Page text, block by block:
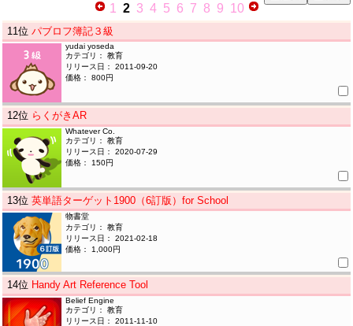
1 2 3 4 5 6 7 8 9 10
11位パブロフ簿記３級
yudai yoseda
カテゴリ： 教育
リリース日： 2011-09-20
価格： 800円
12位 らくがきAR
Whatever Co.
カテゴリ： 教育
リリース日： 2020-07-29
価格： 150円
13位英単語ターゲット1900（6訂版）for School
物書堂
カテゴリ： 教育
リリース日： 2021-02-18
価格： 1,000円
14位 Handy Art Reference Tool
Belief Engine
カテゴリ： 教育
リリース日： 2011-11-10